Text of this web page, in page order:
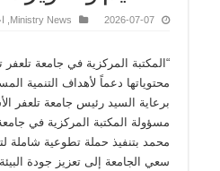
2026-07-07
Ministry News
“المكتبة المركزية في جامعة
محتوياتها دعماً لأهداف التنمية
برعاية السيد رئيس جامعة تلعفر
مسؤولة المكتبة المركزية في
محمد بتنفيذ حملة تطوعية شاملة
سعي الجامعة إلى تعزيز جودة